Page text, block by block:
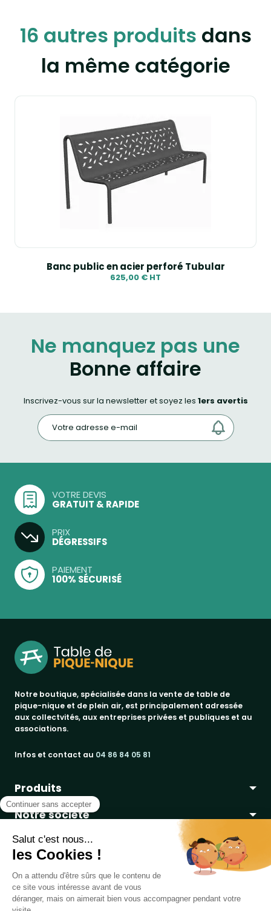
16 autres produits dans
la même catégorie
Banc public en acier perforé Tubular
625,00 € HT
Ne manquez pas une
Bonne affaire
Inscrivez-vous sur la newsletter et soyez les 1ers avertis
VOTRE DEVIS
GRATUIT & RAPIDE
PRIX
DÉGRESSIFS
PAIEMENT
100% SÉCURISÉ
Notre boutique, spécialisée dans la vente de table de
pique-nique et de plein air, est principalement adressée
aux collectvités, aux entreprises privées et publiques et au
associations.
Infos et contact au 04 86 84 05 81
Produits
bancs publics
corbeilles de ville & propreté
tables pique-nique
Notre société
a propos
conditions de livraison
Marques
procity®
informations personnelles